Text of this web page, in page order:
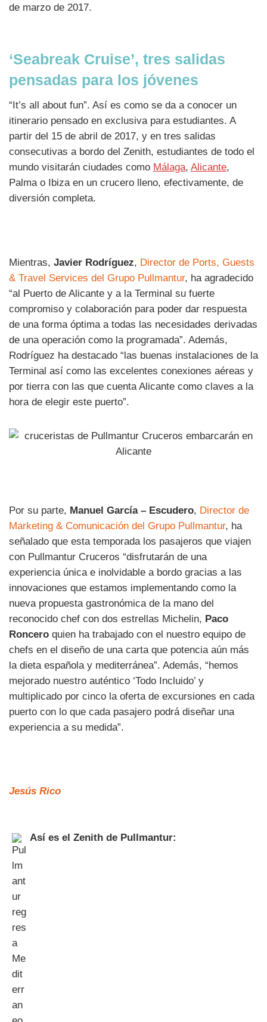
de marzo de 2017.
‘Seabreak Cruise’, tres salidas
pensadas para los jóvenes
“It’s all about fun”. Así es como se da a conocer un
itinerario pensado en exclusiva para estudiantes. A
partir del 15 de abril de 2017, y en tres salidas
consecutivas a bordo del Zenith, estudiantes de todo el
mundo visitarán ciudades como Málaga, Alicante,
Palma o Ibiza en un crucero lleno, efectivamente, de
diversión completa.
Mientras, Javier Rodríguez, Director de Ports, Guests
& Travel Services del Grupo Pullmantur, ha agradecido
“al Puerto de Alicante y a la Terminal su fuerte
compromiso y colaboración para poder dar respuesta
de una forma óptima a todas las necesidades derivadas
de una operación como la programada”. Además,
Rodríguez ha destacado “las buenas instalaciones de la
Terminal así como las excelentes conexiones aéreas y
por tierra con las que cuenta Alicante como claves a la
hora de elegir este puerto”.
Por su parte, Manuel García – Escudero, Director de
Marketing & Comunicación del Grupo Pullmantur, ha
señalado que esta temporada los pasajeros que viajen
con Pullmantur Cruceros “disfrutarán de una
experiencia única e inolvidable a bordo gracias a las
innovaciones que estamos implementando como la
nueva propuesta gastronómica de la mano del
reconocido chef con dos estrellas Michelin, Paco
Roncero quien ha trabajado con el nuestro equipo de
chefs en el diseño de una carta que potencia aún más
la dieta española y mediterránea”. Además, “hemos
mejorado nuestro auténtico ‘Todo Incluido’ y
multiplicado por cinco la oferta de excursiones en cada
puerto con lo que cada pasajero podrá diseñar una
experiencia a su medida”.
Jesús Rico
Así es el Zenith de Pullmantur: